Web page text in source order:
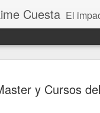
Cuesta El impacto de Internet en
y Cursos